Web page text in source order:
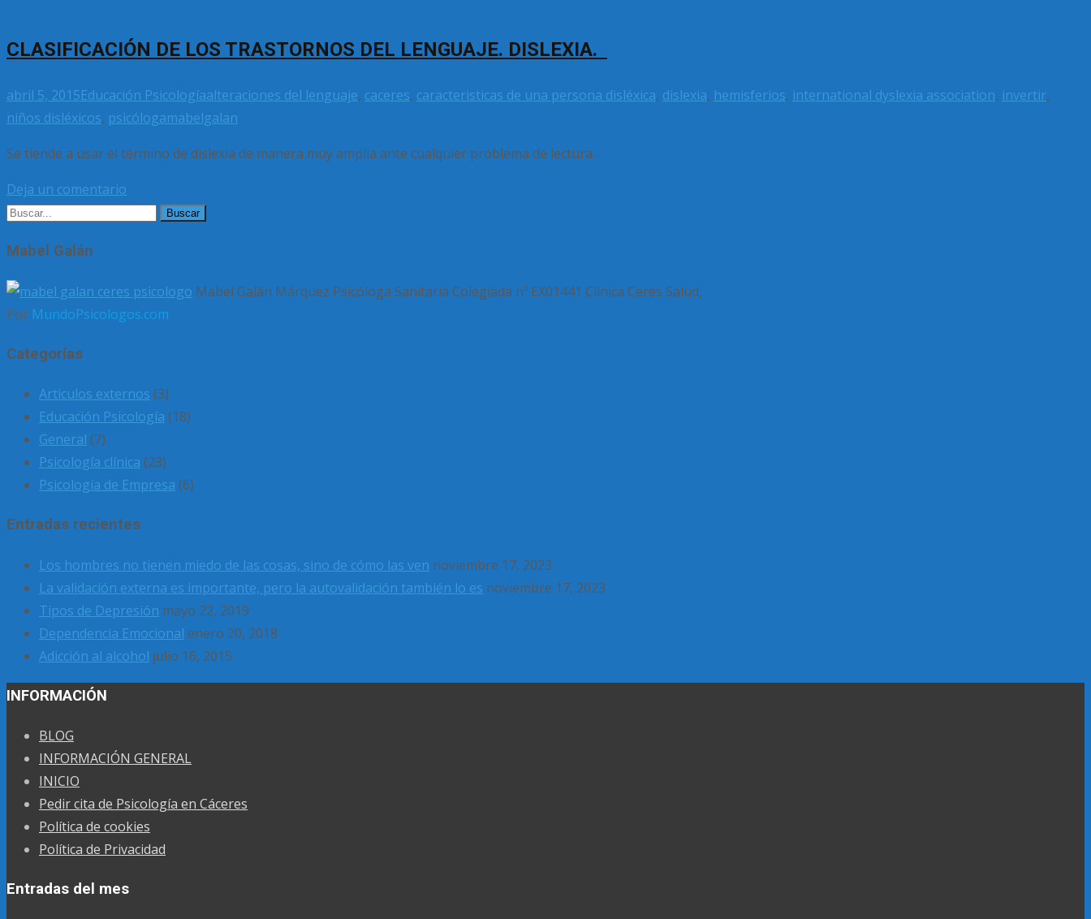
CLASIFICACIÓN DE LOS TRASTORNOS DEL LENGUAJE. DISLEXIA.
abril 5, 2015Educación Psicologíaalteraciones del lenguaje, caceres, caracteristicas de una persona disléxica, dislexia, hemisferios, international dyslexia association, invertir,
niños disléxicos, psicólogamabelgalan
Se tiende a usar el término de dislexia de manera muy amplia ante cualquier problema de lectura.
Deja un comentario
Buscar
Mabel Galán
Mabel Galán Márquez Psicóloga Sanitaria Colegiada nº EX01441 Clínica Ceres Salud,
Por MundoPsicologos.com
Categorías
Articulos externos (3)
Educación Psicología (18)
General (7)
Psicología clínica (23)
Psicología de Empresa (6)
Entradas recientes
Los hombres no tienen miedo de las cosas, sino de cómo las ven noviembre 17, 2023
La validación externa es importante, pero la autovalidación también lo es noviembre 17, 2023
Tipos de Depresión mayo 22, 2019
Dependencia Emocional enero 20, 2018
Adicción al alcohol julio 16, 2015
INFORMACIÓN
BLOG
INFORMACIÓN GENERAL
INICIO
Pedir cita de Psicología en Cáceres
Política de cookies
Política de Privacidad
Entradas del mes